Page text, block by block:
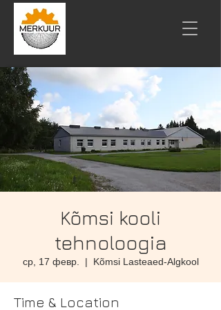
Kõmsi kooli
tehnoloogia
ср, 17 февр.
  |
Kõmsi Lasteaed-Algkool
Time & Location